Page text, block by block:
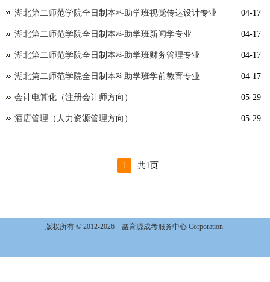
04-17
湖北第二师范学院全日制本科助学班视觉传达设计专业
04-17
湖北第二师范学院全日制本科助学班新闻学专业
04-17
湖北第二师范学院全日制本科助学班财务管理专业
04-17
湖北第二师范学院全日制本科助学班学前教育专业
05-29
会计电算化（注册会计师方向）
05-29
酒店管理（人力资源管理方向）
1 共1页
版权所有 © 2012-2026 鑫育源成考服务中心 Corporation.